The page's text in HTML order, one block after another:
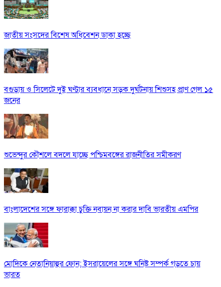
জাতীয় সংসদের বিশেষ অধিবেশন ডাকা হচ্ছে
বগুড়ায় ও সিলেটে দুই ঘণ্টার ব্যবধানে সড়ক দুর্ঘটনায় শিশুসহ প্রাণ গেল ১৫
জনের
শুভেন্দুর কৌশলে বদলে যাচ্ছে পশ্চিমবঙ্গের রাজনীতির সমীকরণ
বাংলাদেশের সঙ্গে ফারাক্কা চুক্তি নবায়ন না করার দাবি ভারতীয় এমপির
মোদিকে নেতানিয়াহুর ফোন; ইসরায়েলের সঙ্গে ঘনিষ্ট সম্পর্ক গড়তে চায়
ভারত